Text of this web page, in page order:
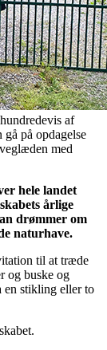
af
på opdagelse
med
hele landet
årlige
drømmer om
naturhave.
til at træde
og buske og
en stikling eller to